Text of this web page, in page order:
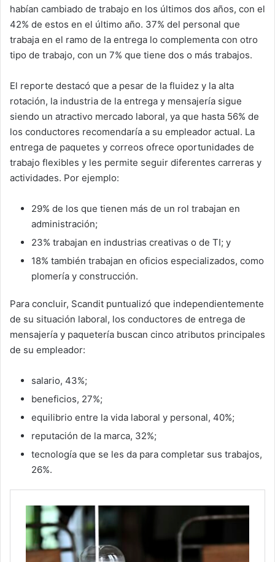
habían cambiado de trabajo en los últimos dos años, con el
42% de estos en el último año. 37% del personal que
trabaja en el ramo de la entrega lo complementa con otro
tipo de trabajo, con un 7% que tiene dos o más trabajos.
El reporte destacó que a pesar de la fluidez y la alta
rotación, la industria de la entrega y mensajería sigue
siendo un atractivo mercado laboral, ya que hasta 56% de
los conductores recomendaría a su empleador actual. La
entrega de paquetes y correos ofrece oportunidades de
trabajo flexibles y les permite seguir diferentes carreras y
actividades. Por ejemplo:
29% de los que tienen más de un rol trabajan en
administración;
23% trabajan en industrias creativas o de TI; y
18% también trabajan en oficios especializados, como
plomería y construcción.
Para concluir, Scandit puntualizó que independientemente
de su situación laboral, los conductores de entrega de
mensajería y paquetería buscan cinco atributos principales
de su empleador:
salario, 43%;
beneficios, 27%;
equilibrio entre la vida laboral y personal, 40%;
reputación de la marca, 32%;
tecnología que se les da para completar sus trabajos,
26%.